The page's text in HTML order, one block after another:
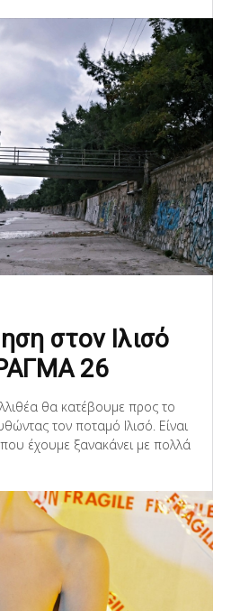
στον Ιλισό
26
θα κατέβουμε προς το
τον ποταμό Ιλισό. Είναι
έχουμε ξανακάνει με πολλά